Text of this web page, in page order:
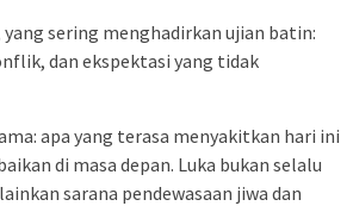
sering menghadirkan ujian batin:
dan ekspektasi yang tidak
apa yang terasa menyakitkan hari ini
di masa depan. Luka bukan selalu
sarana pendewasaan jiwa dan